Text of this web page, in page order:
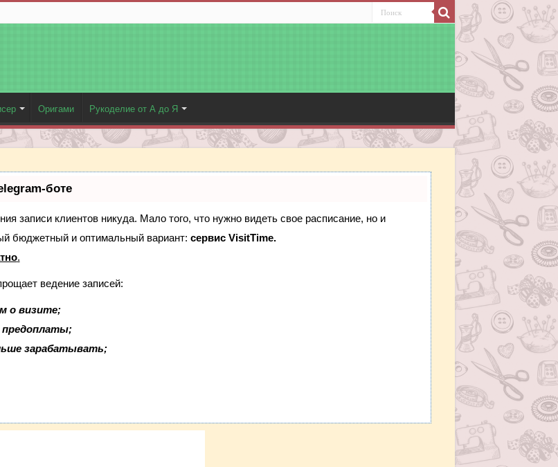
Оригами Рукоделие от А до Я
боте
записи клиентов никуда. Мало того, что нужно видеть свое расписание, но и
бюджетный и оптимальный вариант: сервис VisitTime.
.
ведение записей:
о визите;
предоплаты;
зарабатывать;